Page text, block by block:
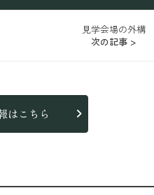
見学会場の外構
次の記事 >
はこちら